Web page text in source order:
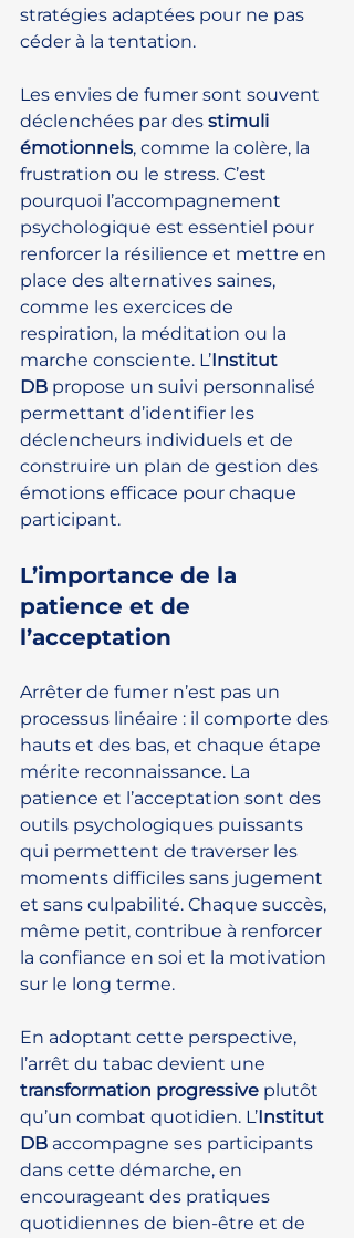
stratégies adaptées pour ne pas
céder à la tentation.
Les envies de fumer sont souvent
déclenchées par des stimuli
émotionnels, comme la colère, la
frustration ou le stress. C’est
pourquoi l’accompagnement
psychologique est essentiel pour
renforcer la résilience et mettre en
place des alternatives saines,
comme les exercices de
respiration, la méditation ou la
marche consciente. L’Institut
DB propose un suivi personnalisé
permettant d’identifier les
déclencheurs individuels et de
construire un plan de gestion des
émotions efficace pour chaque
participant.
L’importance de la
patience et de
l’acceptation
Arrêter de fumer n’est pas un
processus linéaire : il comporte des
hauts et des bas, et chaque étape
mérite reconnaissance. La
patience et l’acceptation sont des
outils psychologiques puissants
qui permettent de traverser les
moments difficiles sans jugement
et sans culpabilité. Chaque succès,
même petit, contribue à renforcer
la confiance en soi et la motivation
sur le long terme.
En adoptant cette perspective,
l’arrêt du tabac devient une
transformation progressive plutôt
qu’un combat quotidien. L’Institut
DB accompagne ses participants
dans cette démarche, en
encourageant des pratiques
quotidiennes de bien-être et de